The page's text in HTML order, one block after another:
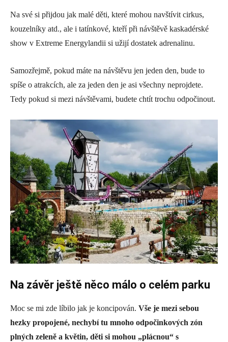
Na své si přijdou jak malé děti, které mohou navštívit cirkus,
kouzelníky atd., ale i tatínkové, kteří při návštěvě kaskadérské
show v Extreme Energylandii si užijí dostatek adrenalinu.
Samozřejmě, pokud máte na návštěvu jen jeden den, bude to
spíše o atrakcích, ale za jeden den je asi všechny neprojdete.
Tedy pokud si mezi návštěvami, budete chtít trochu odpočinout.
Na závěr ještě něco málo o celém parku
Moc se mi zde líbilo jak je koncipován. Vše je mezi sebou
hezky propojené, nechybí tu mnoho odpočinkových zón
plných zeleně a květin, děti si mohou „plácnou“ s